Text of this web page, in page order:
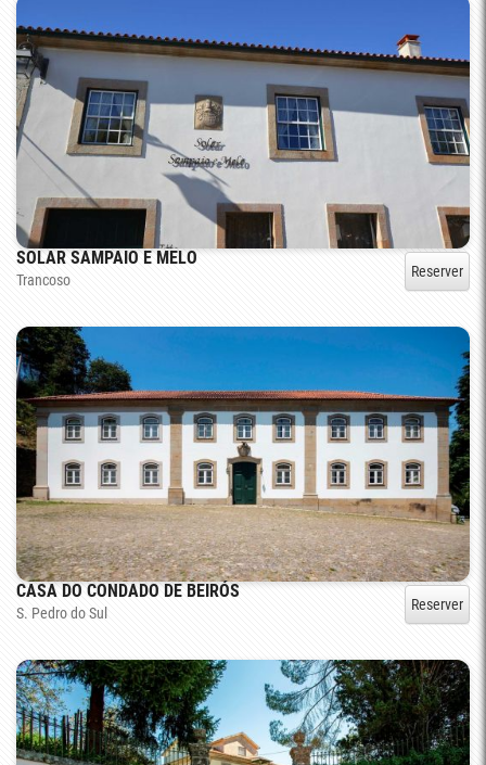
SOLAR SAMPAIO E MELO
Trancoso Reserver
CASA DO CONDADO DE BEIRÓS
S. Pedro do Sul Reserver